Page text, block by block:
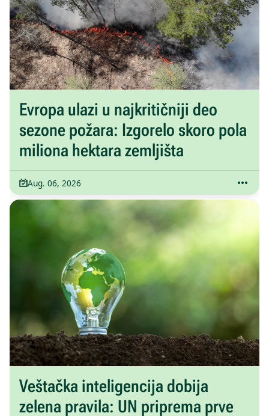
Evropa ulazi u najkritičniji deo
sezone požara: Izgorelo skoro pola
miliona hektara zemljišta
Aug. 06, 2026
Veštačka inteligencija dobija
zelena pravila: UN priprema prve